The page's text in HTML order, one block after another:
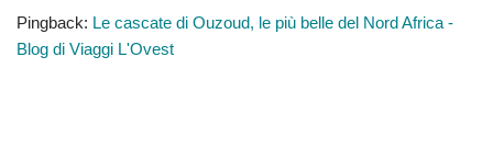
Pingback: Le cascate di Ouzoud, le più belle del Nord Africa -
Blog di Viaggi L'Ovest